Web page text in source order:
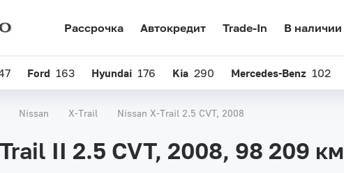
Рассрочка Автокредит Trade-In В наличии
Ford 163 Hyundai 176 Kia 290 Mercedes-Benz 102
Nissan X-Trail Nissan X-Trail 2.5 CVT, 2008
II 2.5 CVT, 2008, 98 209 км